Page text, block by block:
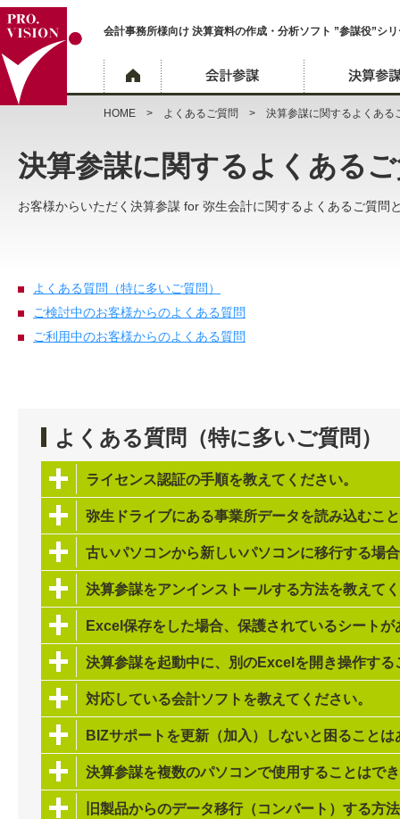
会計事務所様向け 決算資料の作成・分析ソフト ”参謀役”シ
HOME > よくあるご質問 > 決算参謀に関するよくある
決算参謀に関するよくある
お客様からいただく決算参謀 for 弥生会計に関するよくあるご質問
よくある質問（特に多いご質問）
ご検討中のお客様からのよくある質問
ご利用中のお客様からのよくある質問
よくある質問（特に多いご質問）
ライセンス認証の手順を教えてください。
弥生ドライブにある事業所データを読み込むこ
古いパソコンから新しいパソコンに移行する場
決算参謀をアンインストールする方法を教えて
Excel保存をした場合、保護されているシート
決算参謀を起動中に、別のExcelを開き操作する
対応している会計ソフトを教えてください。
BIZサポートを更新（加入）しないと困ることは
決算参謀を複数のパソコンで使用することはで
旧製品からのデータ移行（コンバート）する方